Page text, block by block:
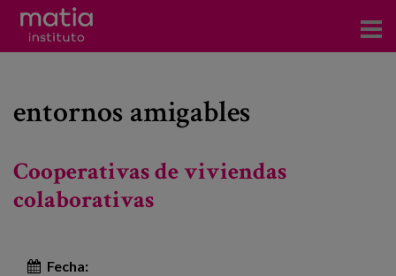
Investigación
Participación en foros
Formación
entornos amigables
Cooperativas de viviendas
colaborativas
Fecha: